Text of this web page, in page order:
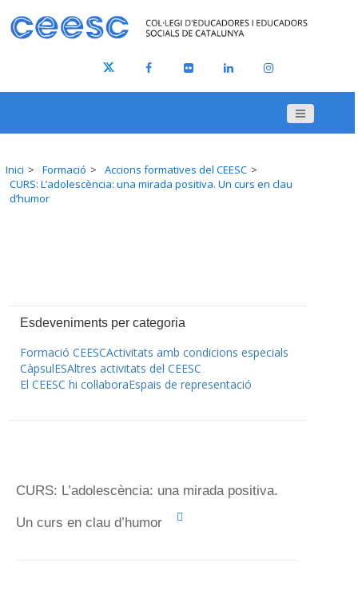
Inici Formació
Accions formatives del CEESC
CURS: L’adolescència: una mirada positiva. Un curs en clau
d’humor
Esdeveniments per categoria
Formació CEESCActivitats amb condicions especials
CàpsulESAltres activitats del CEESC
El CEESC hi col·laboraEspais de representació
CURS: L’adolescència: una mirada positiva.
Un curs en clau d’humor